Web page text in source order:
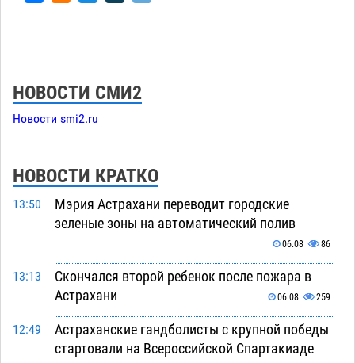
НОВОСТИ СМИ2
Новости smi2.ru
НОВОСТИ КРАТКО
13:50
Мэрия Астрахани переводит городские
зеленые зоны на автоматический полив
06.08 86
13:13
Скончался второй ребенок после пожара в
Астрахани
06.08 259
12:49
Астраханские гандболисты с крупной победы
стартовали на Всероссийской Спартакиаде